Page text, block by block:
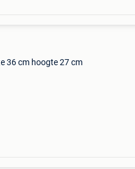
36 cm hoogte 27 cm